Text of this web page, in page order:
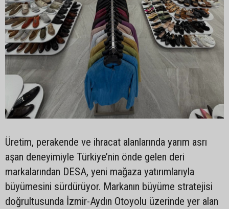
Üretim, perakende ve ihracat alanlarında yarım asrı
aşan deneyimiyle Türkiye’nin önde gelen deri
markalarından DESA, yeni mağaza yatırımlarıyla
büyümesini sürdürüyor. Markanın büyüme stratejisi
doğrultusunda İzmir-Aydın Otoyolu üzerinde yer alan